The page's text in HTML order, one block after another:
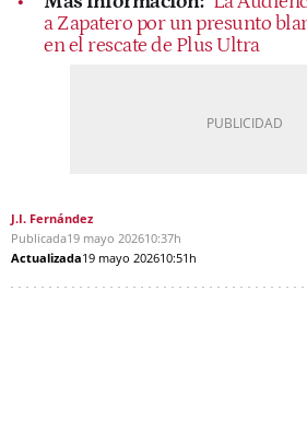
a Zapatero por un presunto
en el rescate de Plus Ultra
J.I. Fernández
Publicada19 mayo 202610:37h
Actualizada19 mayo 202610:51h